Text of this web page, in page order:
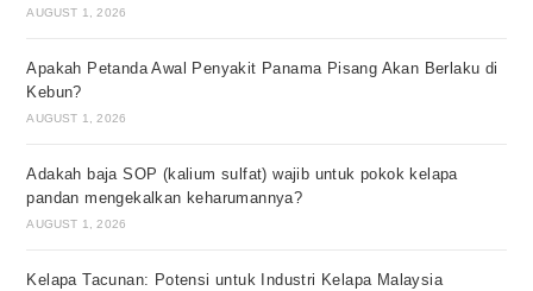
AUGUST 1, 2026
Apakah Petanda Awal Penyakit Panama Pisang Akan Berlaku di
Kebun?
AUGUST 1, 2026
Adakah baja SOP (kalium sulfat) wajib untuk pokok kelapa
pandan mengekalkan keharumannya?
AUGUST 1, 2026
Kelapa Tacunan: Potensi untuk Industri Kelapa Malaysia